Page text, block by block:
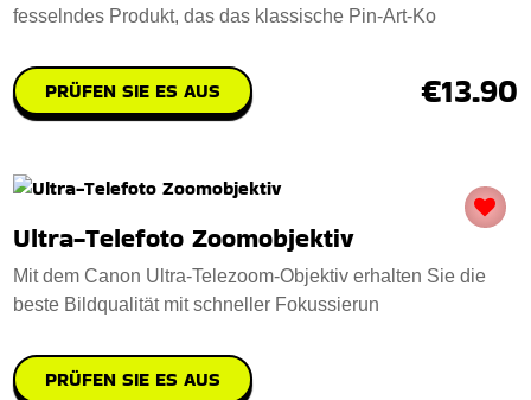
fesselndes Produkt, das das klassische Pin-Art-Ko
PRÜFEN SIE ES AUS €13.90
Ultra-Telefoto Zoomobjektiv
Mit dem Canon Ultra-Telezoom-Objektiv erhalten Sie die
beste Bildqualität mit schneller Fokussierun
PRÜFEN SIE ES AUS